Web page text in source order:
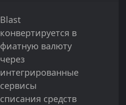
Blast
конвертируется в
фиатную валюту
через
интегрированные
сервисы
списания средств